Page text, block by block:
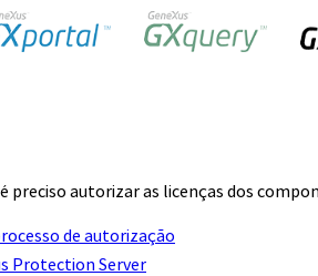
preciso autorizar as licenças dos
de autorização
Protection Server